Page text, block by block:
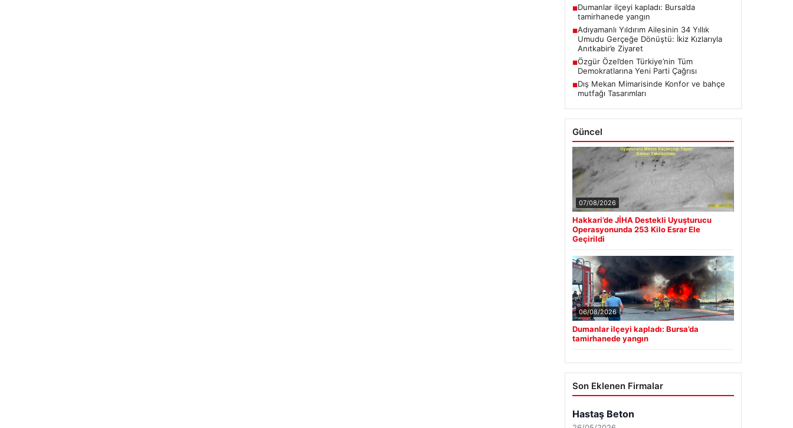
■Dumanlar ilçeyi kapladı: Bursa’da
tamirhanede yangın
■Adıyamanlı Yıldırım Ailesinin 34 Yıllık
Umudu Gerçeğe Dönüştü: İkiz Kızlarıyla
Anıtkabir’e Ziyaret
■Özgür Özel’den Türkiye’nin Tüm
Demokratlarına Yeni Parti Çağrısı
■Dış Mekan Mimarisinde Konfor ve bahçe
mutfağı Tasarımları
Güncel
07/08/2026
Hakkari’de JİHA Destekli Uyuşturucu
Operasyonunda 253 Kilo Esrar Ele
Geçirildi
06/08/2026
Dumanlar ilçeyi kapladı: Bursa’da
tamirhanede yangın
Son Eklenen Firmalar
Hastaş Beton